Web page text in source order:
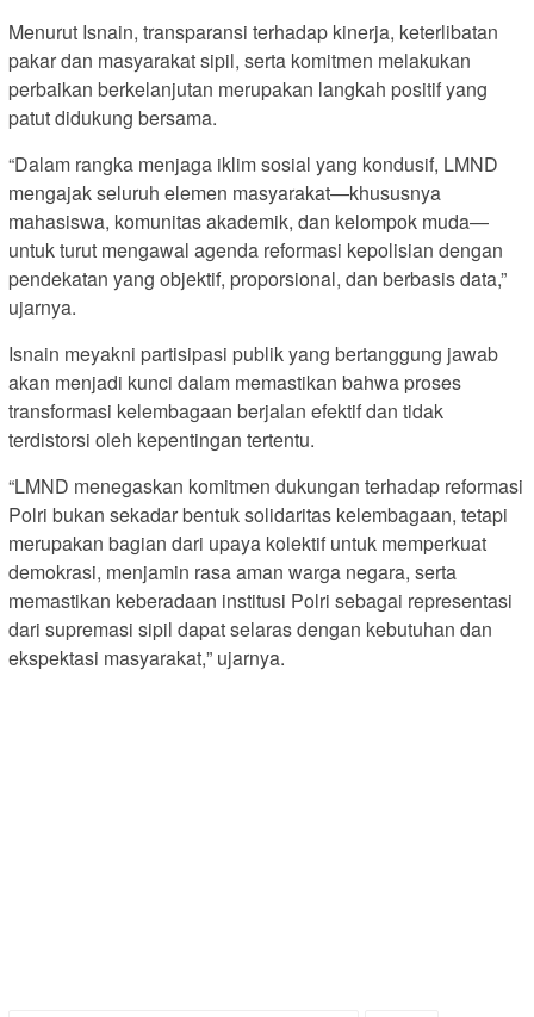
Menurut Isnain, transparansi terhadap kinerja, keterlibatan
pakar dan masyarakat sipil, serta komitmen melakukan
perbaikan berkelanjutan merupakan langkah positif yang
patut didukung bersama.
“Dalam rangka menjaga iklim sosial yang kondusif, LMND
mengajak seluruh elemen masyarakat—khususnya
mahasiswa, komunitas akademik, dan kelompok muda—
untuk turut mengawal agenda reformasi kepolisian dengan
pendekatan yang objektif, proporsional, dan berbasis data,”
ujarnya.
Isnain meyakni partisipasi publik yang bertanggung jawab
akan menjadi kunci dalam memastikan bahwa proses
transformasi kelembagaan berjalan efektif dan tidak
terdistorsi oleh kepentingan tertentu.
“LMND menegaskan komitmen dukungan terhadap reformasi
Polri bukan sekadar bentuk solidaritas kelembagaan, tetapi
merupakan bagian dari upaya kolektif untuk memperkuat
demokrasi, menjamin rasa aman warga negara, serta
memastikan keberadaan institusi Polri sebagai representasi
dari supremasi sipil dapat selaras dengan kebutuhan dan
ekspektasi masyarakat,” ujarnya.